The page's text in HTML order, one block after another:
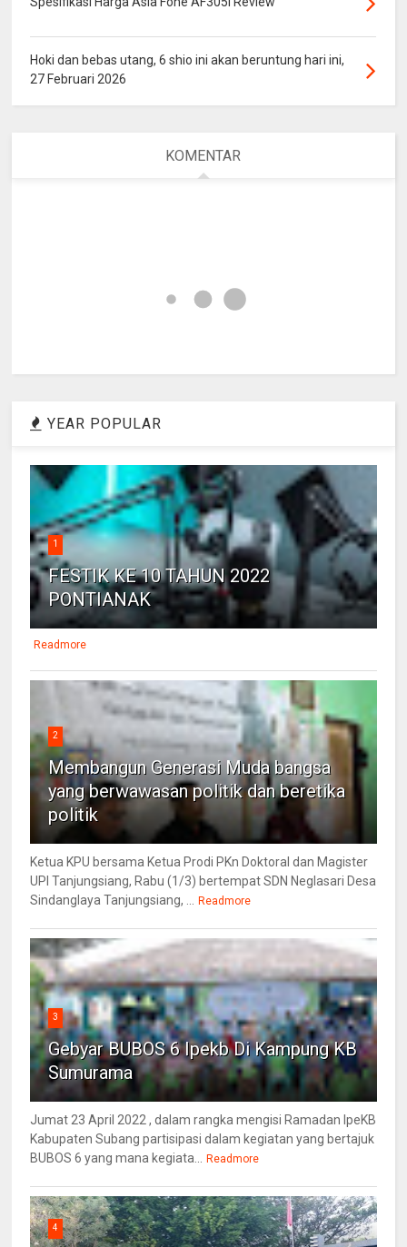
Hoki dan bebas utang, 6 shio ini akan beruntung hari ini,
27 Februari 2026
KOMENTAR
YEAR POPULAR
1
FESTIK KE 10 TAHUN 2022
PONTIANAK
Readmore
2
Membangun Generasi Muda bangsa
yang berwawasan politik dan beretika
politik
Ketua KPU bersama Ketua Prodi PKn Doktoral dan Magister
UPI Tanjungsiang, Rabu (1/3) bertempat SDN Neglasari Desa
Sindanglaya Tanjungsiang, ... Readmore
3
Gebyar BUBOS 6 Ipekb Di Kampung KB
Sumurama
Jumat 23 April 2022 , dalam rangka mengisi Ramadan IpeKB
Kabupaten Subang partisipasi dalam kegiatan yang bertajuk
BUBOS 6 yang mana kegiata... Readmore
4